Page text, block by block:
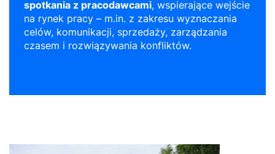
spotkania z pracodawcami, wspierające wejście
na rynek pracy – m.in. z zakresu wyznaczania
celów, komunikacji, sprzedaży, zarządzania
czasem i rozwiązywania konfliktów.